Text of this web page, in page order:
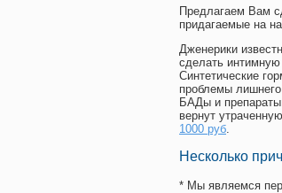
Предлагаем Вам
придагаемые на
Дженерики
сделать
Синтетические
проблемы
БАДы и
вернут
1000 руб.
Несколько
* Мы являемся